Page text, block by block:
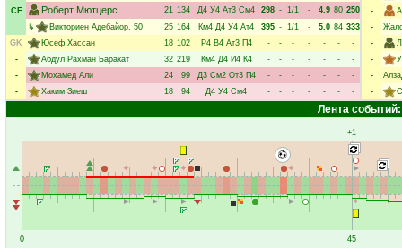
CF
Роберт Мютцерс 21 134 Д4 У4 Ат3 См4 298 - 1/1 - 4.9 80 250
↳
Викториен Адебайор, 50 25 164 Км4 Д4 У4 Ат4 395 - 1/1 - 5.0 84 333
GK
Юсеф Хассан 18 102 Р4 В4 Ат3 П4 - - - - - -
-
-
Абдул Рахман Баракат 32 219 Км4 Д4 И4 К4 - - - - - -
-
-
Мохамед Али 24 99 Д3 См2 От3 П4 - - - - - -
-
-
Хаким Зиеш 18 94 Д4 У4 См4 - - - - - - -
-
-
-
-
-
-
Лента событий:
0
+1
45